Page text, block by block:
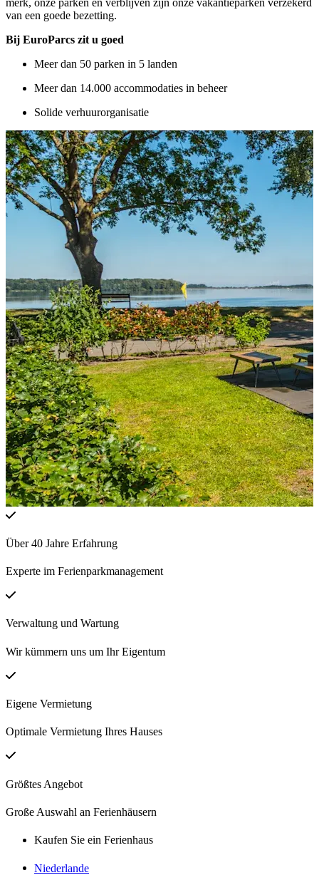
van een goede bezetting.
Bij EuroParcs zit u goed
Meer dan 50 parken in 5 landen
Meer dan 14.000 accommodaties in beheer
Solide verhuurorganisatie
Über 40 Jahre Erfahrung
Experte im Ferienparkmanagement
Verwaltung und Wartung
Wir kümmern uns um Ihr Eigentum
Eigene Vermietung
Optimale Vermietung Ihres Hauses
Größtes Angebot
Große Auswahl an Ferienhäusern
Kaufen Sie ein Ferienhaus
Niederlande